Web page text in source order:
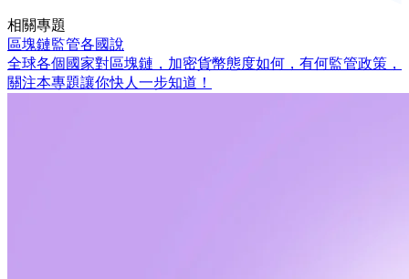
相關專題
區塊鏈監管各國說
全球各個國家對區塊鏈，加密貨幣態度如何，有何監管政策，
關注本專題讓你快人一步知道！